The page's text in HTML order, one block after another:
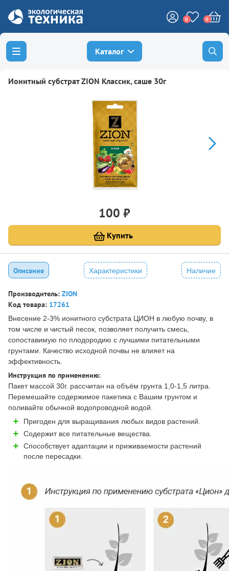
0 0
Каталог
Ионитный субстрат ZION Классик, саше 30г
100 ₽
Купить
Описание Характеристики Наличие
Производитель: ZION
Код товара: 17261
Внесение 2-3% ионитного субстрата ЦИОН в любую почву, в
том числе и чистый песок, позволяет получить смесь,
сопоставимую по плодородию с лучшими питательными
грунтами. Качество исходной почвы не влияет на
эффективность.
Инструкция по применению:
Пакет массой 30г. рассчитан на объём грунта 1,0-1,5 литра.
Перемешайте содержимое пакетика с Вашим грунтом и
поливайте обычной водопроводной водой.
Пригоден для выращивания любых видов растений.
Содержит все питательные вещества.
Способствует адаптации и приживаемости растений
после пересадки.